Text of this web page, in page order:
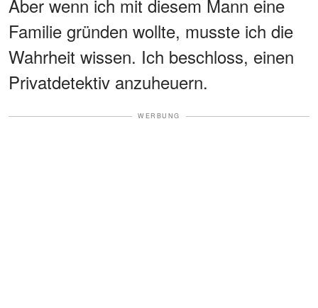
Aber wenn ich mit diesem Mann eine
Familie gründen wollte, musste ich die
Wahrheit wissen. Ich beschloss, einen
Privatdetektiv anzuheuern.
WERBUNG